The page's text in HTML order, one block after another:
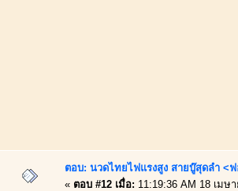
ตอบ: นวดไทยไฟแรงสูง สายบู๊สุดลำ <ฟ
« ตอบ #12 เมื่อ: 11:19:36 AM 18 เมษ